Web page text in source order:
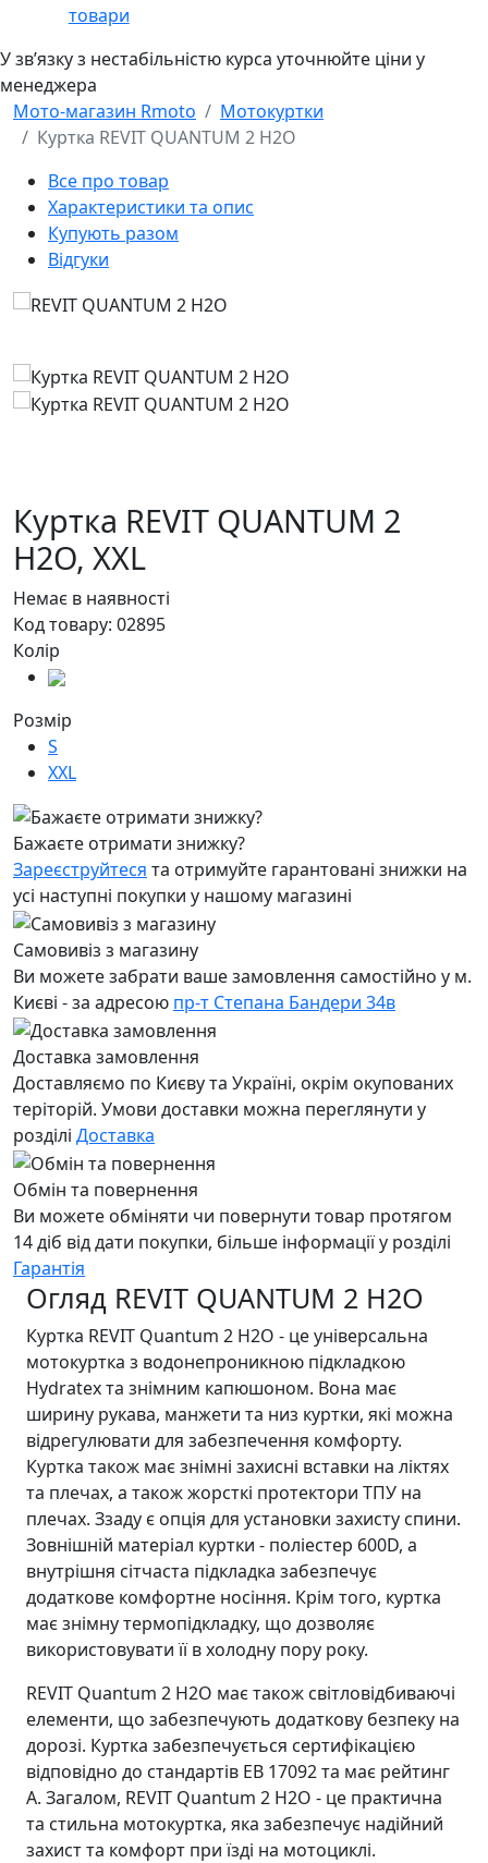
товари
У звʼязку з нестабільністю курса уточнюйте ціни у
менеджера
Мото-магазин Rmoto
Мотокуртки
Куртка REVIT QUANTUM 2 H2O
Все про товар
Характеристики та опис
Купують разом
Відгуки
Куртка REVIT QUANTUM 2
H2O, XXL
Немає в наявності
Код товару: 02895
Колір
Розмір
S
XXL
Бажаєте отримати знижку?
Зареєструйтеся та отримуйте гарантовані знижки на
усі наступні покупки у нашому магазині
Самовивіз з магазину
Ви можете забрати ваше замовлення самостійно у м.
Києві - за адресою пр-т Степана Бандери 34в
Доставка замовлення
Доставляємо по Києву та Україні, окрім окупованих
теріторій. Умови доставки можна переглянути у
розділі Доставка
Обмін та повернення
Ви можете обміняти чи повернути товар протягом
14 діб від дати покупки, більше інформації у розділі
Гарантія
Огляд REVIT QUANTUM 2 H2O
Куртка REVIT Quantum 2 H2O - це універсальна
мотокуртка з водонепроникною підкладкою
Hydratex та знімним капюшоном. Вона має
ширину рукава, манжети та низ куртки, які можна
відрегулювати для забезпечення комфорту.
Куртка також має знімні захисні вставки на ліктях
та плечах, а також жорсткі протектори ТПУ на
плечах. Ззаду є опція для установки захисту спини.
Зовнішній матеріал куртки - поліестер 600D, а
внутрішня сітчаста підкладка забезпечує
додаткове комфортне носіння. Крім того, куртка
має знімну термопідкладку, що дозволяє
використовувати її в холодну пору року.
REVIT Quantum 2 H2O має також світловідбиваючі
елементи, що забезпечують додаткову безпеку на
дорозі. Куртка забезпечується сертифікацією
відповідно до стандартів EB 17092 та має рейтинг
А. Загалом, REVIT Quantum 2 H2O - це практична
та стильна мотокуртка, яка забезпечує надійний
захист та комфорт при їзді на мотоциклі.